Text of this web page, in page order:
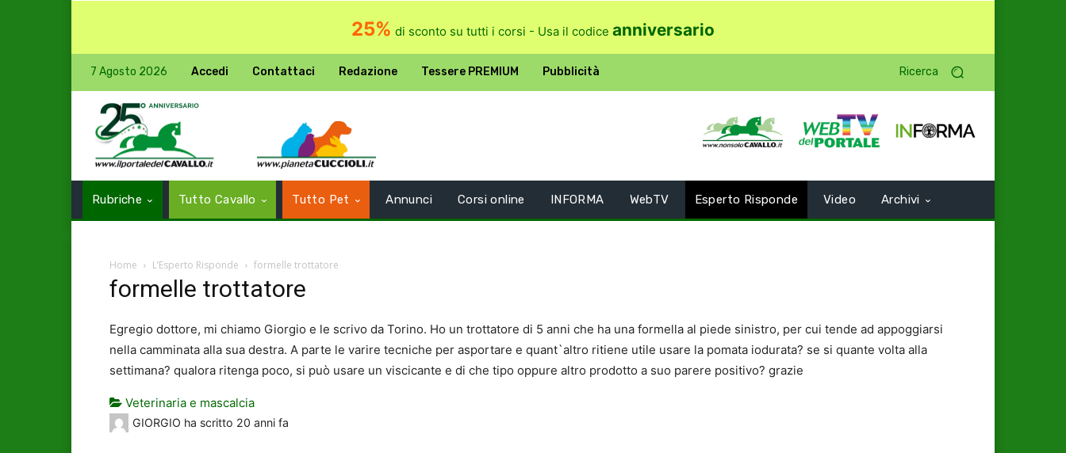
25% di sconto su tutti i corsi - Usa il codice anniversario
7 Agosto 2026 Accedi Contattaci Redazione Tessere PREMIUM Pubblicità Ricerca
Rubriche Tutto Cavallo Tutto Pet Annunci Corsi online INFORMA WebTV Esperto Risponde Video Archivi
Home L’Esperto Risponde formelle trottatore
formelle trottatore
Egregio dottore, mi chiamo Giorgio e le scrivo da Torino. Ho un trottatore di 5 anni che ha una formella al piede sinistro, per cui tende ad appoggiarsi
nella camminata alla sua destra. A parte le varire tecniche per asportare e quant`altro ritiene utile usare la pomata iodurata? se si quante volta alla
settimana? qualora ritenga poco, si può usare un viscicante e di che tipo oppure altro prodotto a suo parere positivo? grazie
Veterinaria e mascalcia
GIORGIO ha scritto 20 anni fa